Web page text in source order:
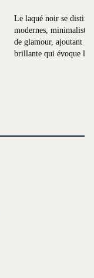
Le laqué noir se
modernes, minimalistes
de glamour, ajoutant
brillante qui évoque